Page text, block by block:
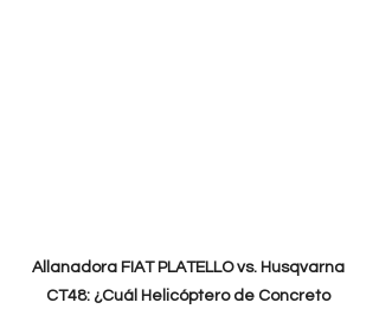
Allanadora FIAT PLATELLO vs. Husqvarna
CT48: ¿Cuál Helicóptero de Concreto